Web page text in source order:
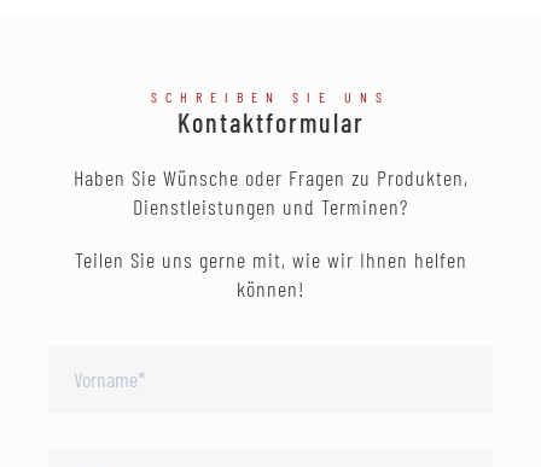
SCHREIBEN SIE UNS
Kontaktformular
Haben Sie Wünsche oder Fragen zu Produkten,
Dienstleistungen und Terminen?
Teilen Sie uns gerne mit, wie wir Ihnen helfen
können!